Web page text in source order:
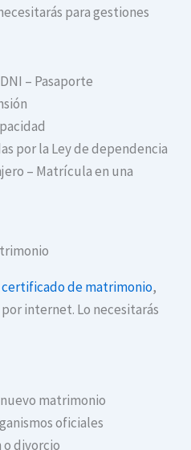
para gestiones
– Pasaporte
por la Ley de dependencia
– Matrícula en una
certificado de matrimonio,
internet. Lo necesitarás
matrimonio
oficiales
o divorcio